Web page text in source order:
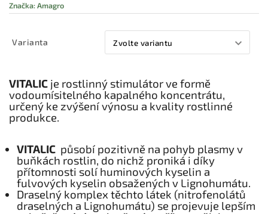
Značka:Amagro
Varianta
VITALIC je rostlinný stimulátor ve formě
vodoumísitelného kapalného koncentrátu,
určený ke zvýšení výnosu a kvality rostlinné
produkce.
VITALIC působí pozitivně na pohyb plasmy v
buňkách rostlin, do nichž proniká i díky
přítomnosti solí huminových kyselin a
fulvových kyselin obsažených v Lignohumátu.
Draselný komplex těchto látek (nitrofenolátů
draselných a Lignohumátu) se projevuje lepším